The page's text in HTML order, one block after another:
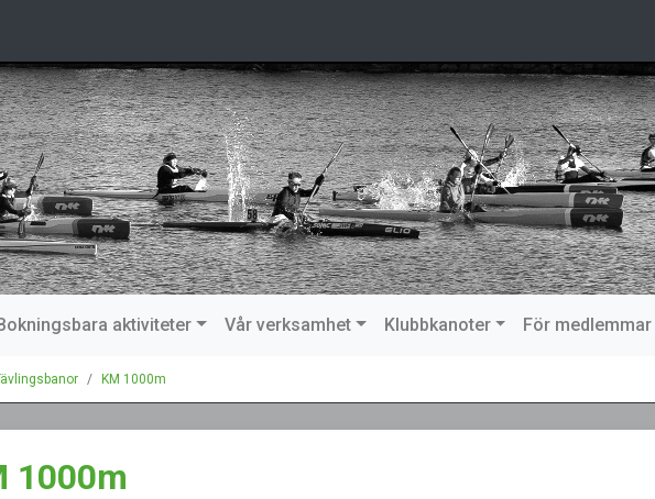
aktiviteter Vår verksamhet Klubbkanoter För medlemmar
KM 1000m
1000m